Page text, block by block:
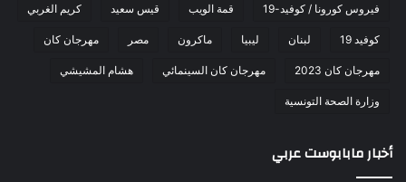
فيروس كورونا / كوفيد-19 قمة الويب قيس سعيد كريم الغربي
كوفيد 19 لبنان ليبيا ماكرون مصر مهرجان كان
مهرجان كان 2023 مهرجان كان السينمائي هشام المشيشي
وزارة الصحة التونسية
أخبار مابابوست عربي